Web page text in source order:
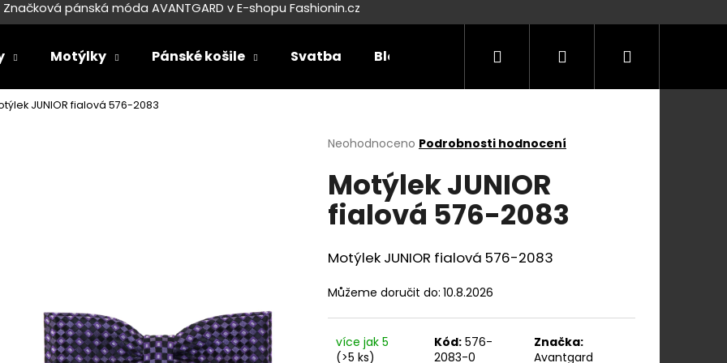
Značková pánská móda AVANTGARD v E-shopu Fashionin.cz
Motýlky Pánské košile Svatba Blog Příležitosti Velikostní tabulky
Hledat PřihlášeníNákupní
JUNIOR fialová 576-2083
Průměrné
produktu
je
0,0
hvězdiček.
Neohodnoceno Podrobnosti hodnocení
Motýlek JUNIOR
fialová 576-2083
Motýlek JUNIOR fialová 576-2083
Můžeme doručit do: 10.8.2026
více jak 5
(>5 ks)
Kód: 576-
2083-0
Značka:
Avantgard
Co potřebujete najít?
SET LÁTKOVÉ ŠLE Y S KOŽENÝM SET LÁTKOVÉ ŠLE Y S KOŽENÝM